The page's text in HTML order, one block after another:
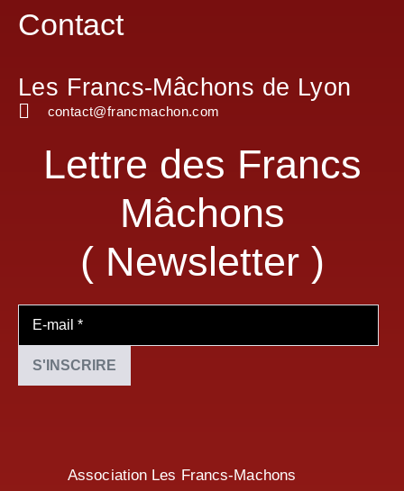
Contact
Les Francs-Mâchons de Lyon
contact@francmachon.com
Lettre des Francs
Mâchons
( Newsletter )
Association Les Francs-Machons